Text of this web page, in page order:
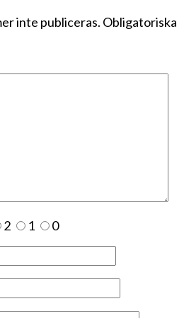
inte publiceras. Obligatoriska
2 1
0